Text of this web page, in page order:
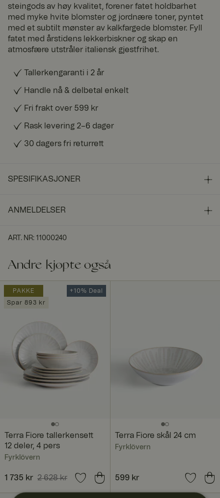
steingods av høy kvalitet, forener fatet holdbarhet
med myke hvite blomster og jordnære toner, pyntet
med et subtilt mønster av kalkfargede blomster. Fyll
fatet med årstidens lekkerbiskner og skap en
atmosfære utstråler italiensk gjestfrihet.
Tallerkengaranti i 2 år
Handle nå & delbetal enkelt
Fri frakt over 599 kr
Rask levering 2–6 dager
30 dagers fri returrett
SPESIFIKASJONER
ANMELDELSER
ART. NR: 11000240
Andre kjøpte også
PAKKE
Spar 893 kr
+10% Deal
Terra Fiore tallerkensett
12 deler, 4 pers
Fyrklövern
Nåværende pris:
1 735 kr 2 628 kr
Terra Fiore skål 24 cm
Fyrklövern
Pris :599 kr
599 kr